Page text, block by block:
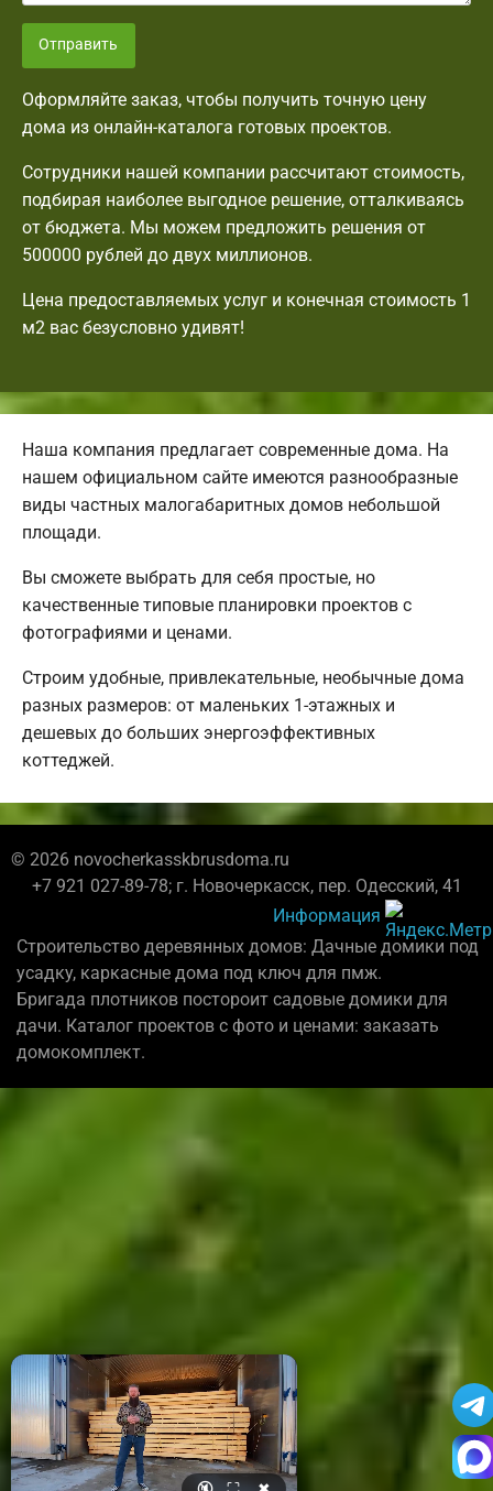
Отправить
Оформляйте заказ, чтобы получить точную цену
дома из онлайн-каталога готовых проектов.
Сотрудники нашей компании рассчитают стоимость,
подбирая наиболее выгодное решение, отталкиваясь
от бюджета. Мы можем предложить решения от
500000 рублей до двух миллионов.
Цена предоставляемых услуг и конечная стоимость 1
м2 вас безусловно удивят!
Наша компания предлагает современные дома. На
нашем официальном сайте имеются разнообразные
виды частных малогабаритных домов небольшой
площади.
Вы сможете выбрать для себя простые, но
качественные типовые планировки проектов с
фотографиями и ценами.
Строим удобные, привлекательные, необычные дома
разных размеров: от маленьких 1-этажных и
дешевых до больших энергоэффективных
коттеджей.
© 2026 novocherkasskbrusdoma.ru
+7 921 027-89-78; г. Новочеркасск, пер. Одесский, 41
Информация
Строительство деревянных домов: Дачные домики под
усадку, каркасные дома под ключ для пмж.
Бригада плотников постороит садовые домики для
дачи. Каталог проектов с фото и ценами: заказать
домокомплект.